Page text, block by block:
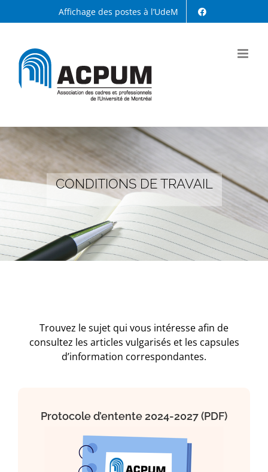
au
Affichage des postes à l’UdeM
CONDITIONS DE TRAVAIL
Trouvez le sujet qui vous intéresse afin de
consultez les articles vulgarisés et les capsules
d’information correspondantes.
Protocole d’entente 2024-2027 (PDF)